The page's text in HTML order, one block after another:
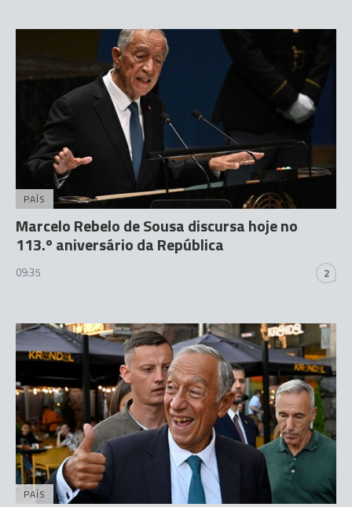
PAÍS
Marcelo Rebelo de Sousa discursa hoje no
113.º aniversário da República
09:35 2
PAÍS